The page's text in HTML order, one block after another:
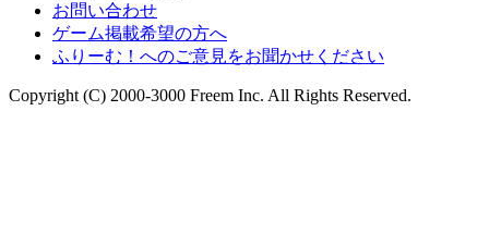
お問い合わせ
ゲーム掲載希望の方へ
ふりーむ！へのご意見をお聞かせください
Copyright (C) 2000-3000 Freem Inc. All Rights Reserved.